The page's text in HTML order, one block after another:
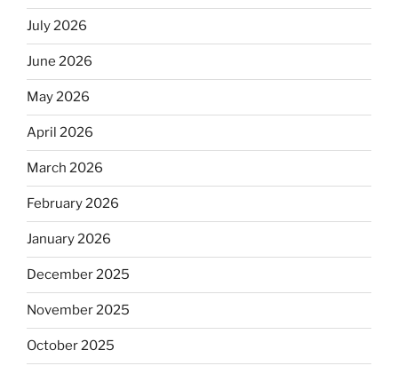
July 2026
June 2026
May 2026
April 2026
March 2026
February 2026
January 2026
December 2025
November 2025
October 2025